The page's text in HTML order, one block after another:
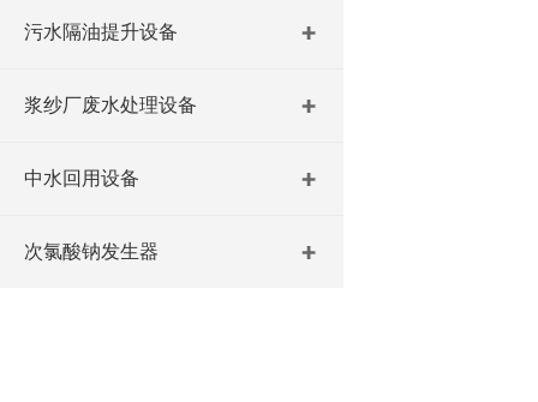
污水隔油提升设备
浆纱厂废水处理设备
中水回用设备
次氯酸钠发生器